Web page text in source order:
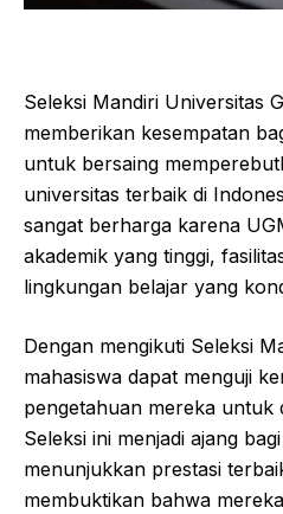
Seleksi Mandiri Universitas
memberikan kesempatan
untuk bersaing
universitas terbaik di
sangat berharga karena
akademik yang tinggi,
lingkungan belajar yang
Dengan mengikuti Seleksi
mahasiswa dapat menguji
pengetahuan mereka untuk
Seleksi ini menjadi ajang
menunjukkan prestasi
membuktikan bahwa